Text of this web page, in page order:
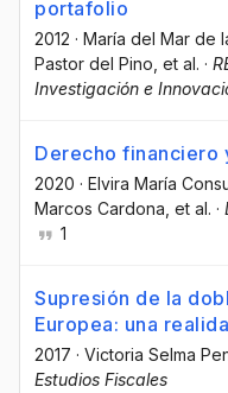
portafolio
2012 · María del Mar de
Pastor del Pino , et al. ·
Investigación e
Derecho financiero
2020 · Elvira María
Marcos Cardona , et al. ·
1
Supresión de la
Europea: una
2017 · Victoria Selma
Estudios Fiscales